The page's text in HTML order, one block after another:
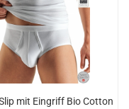
mit Eingriff Bio Cotton